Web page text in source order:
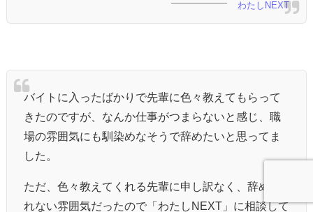
わたしNEXT
バイトに入ったばかりで先輩に色々教えてもらって
きたのですが、なんか仕事がつまらないと感じ、職
場の雰囲気にも馴染めなそうで辞めたいと思ってま
した。
ただ、色々教えてくれる先輩に申し訳なく、辞めら
れない雰囲気だったので「わたしNEXT」に相談して